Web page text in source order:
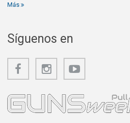
Más
Síguenos en